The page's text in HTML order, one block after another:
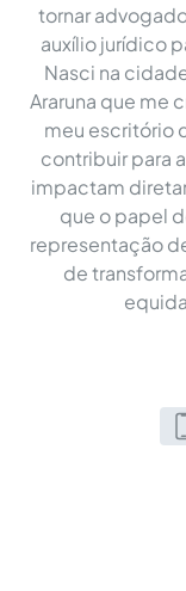
tornar
auxílio jurídico
Nasci na
Araruna que me
meu escritório
contribuir para
impactam
que o papel
representação
de